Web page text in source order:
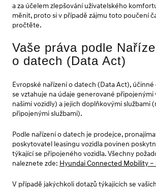
a za účelem zlepšování uživatelského
měnit, proto si v případě zájmu toto poučení
pročtěte.
Vaše práva podle
o datech (Data Act)
Evropské nařízení o datech (Data Act), účinné
se vztahuje na údaje generované připojenými
našimi vozidly) a jejich doplňkovými službami
připojenými službami).
Podle nařízení o datech je prodejce,
poskytovatel leasingu vozidla povinen
týkající se připojeného vozidla. Všechny
naleznete zde: Hyundai Connected Mobility –
V případě jakýchkoli dotazů týkajících se